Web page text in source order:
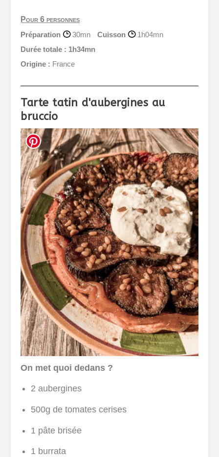
Pour 6 personnes
Préparation
30mn Cuisson
1h04mn
Durée totale : 1h34mn
Origine : France
Tarte tatin d'aubergines au
bruccio
On met quoi dedans ?
2 aubergines
500g de tomates cerises
1 pâte brisée
1 burrata